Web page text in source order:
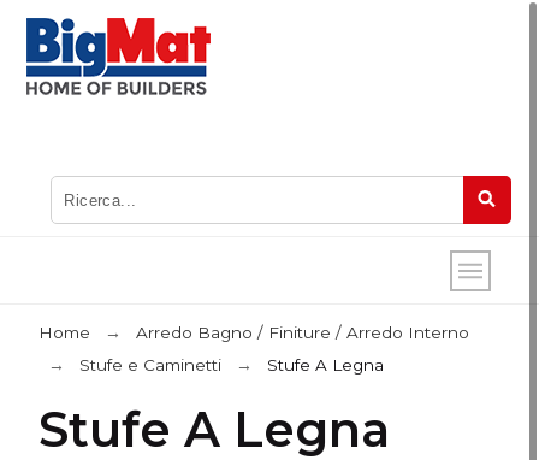
Home
Arredo Bagno / Finiture / Arredo Interno
Stufe e Caminetti
Stufe A Legna
Stufe A Legna